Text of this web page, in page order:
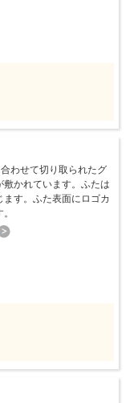
わせて切り取られたグ
敷かれています。ふたは
ます。ふた表面にロゴカ